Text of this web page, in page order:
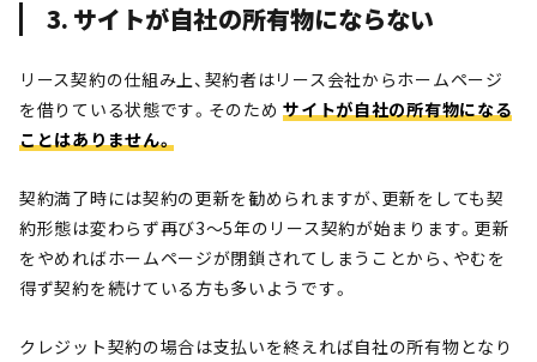
3. サイトが自社の所有物にならない
リース契約の仕組み上、契約者はリース会社からホームページ
を借りている状態です。そのためサイトが自社の所有物になる
ことはありません。
契約満了時には契約の更新を勧められますが、更新をしても契
約形態は変わらず再び3～5年のリース契約が始まります。更新
をやめればホームページが閉鎖されてしまうことから、やむを
得ず契約を続けている方も多いようです。
クレジット契約の場合は支払いを終えれば自社の所有物となり